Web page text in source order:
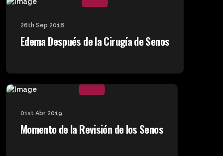
26th Sep 2018
Edema Después de la Cirugía de Senos
01st Abr 2019
Momento de la Revisión de los Senos